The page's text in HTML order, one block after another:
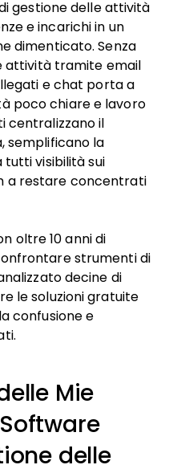
gestione delle attività
e incarichi in un
dimenticato. Senza
attività tramite email
e chat porta a
poco chiare e lavoro
centralizzano il
semplificano la
visibilità sui
a restare concentrati
oltre 10 anni di
strumenti di
decine di
le soluzioni gratuite
confusione e
Mie
delle